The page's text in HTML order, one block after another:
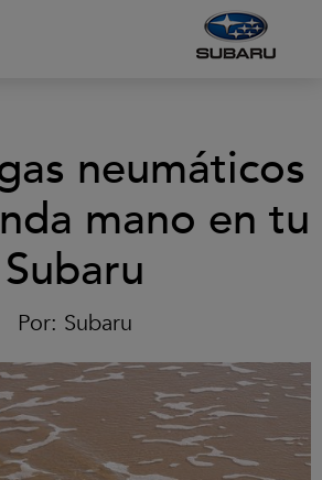
neumáticos
mano en tu
Subaru
Por: Subaru